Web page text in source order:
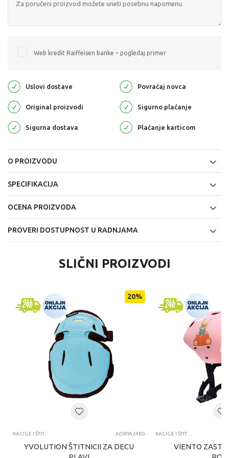
Web kredit Raiffeisen banke – pogledaj primer
Uslovi dostave Povraćaj novca
Original proizvodi Sigurno plaćanje
Sigurna dostava Plaćanje karticom
O PROIZVODU
SPECIFIKACIJA
OCENA PROIZVODA
PROVERI DOSTUPNOST U RADNJAMA
SLIČNI PROIZVODI
20%
ADRYA24B0
YVOLUTION ŠTITNICII ZA DECU
VIENTO